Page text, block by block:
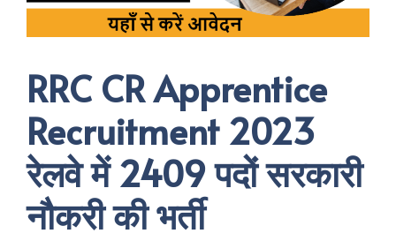
RRC CR Apprentice
Recruitment 2023
रेलवे में 2409 पदों सरकारी
नौकरी की भर्ती